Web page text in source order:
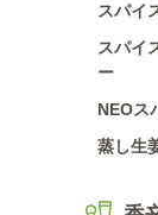
スパイ
スパイ
ー
NEOス
蒸し生